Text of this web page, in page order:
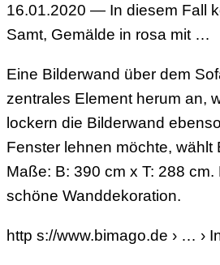
16.01.2020 — In diesem Fall
Samt, Gemälde in rosa mit …
Eine Bilderwand über dem
zentrales Element herum an,
lockern die Bilderwand
Fenster lehnen möchte, wählt
Maße: B: 390 cm x T: 288
schöne Wanddekoration.
http s://www.bimago.de › … ›